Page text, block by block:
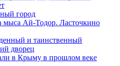
город
мыса Ай-Тодор. Ласточкино
и таинственный
дворец
в Крыму в прошлом веке